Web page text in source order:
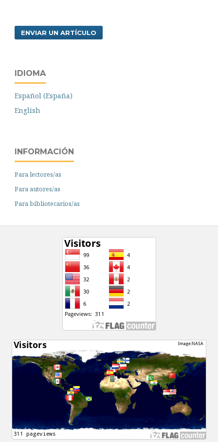
ENVIAR UN ARTÍCULO
IDIOMA
Español (España)
English
INFORMACIÓN
Para lectores/as
Para autores/as
Para bibliotecarios/as